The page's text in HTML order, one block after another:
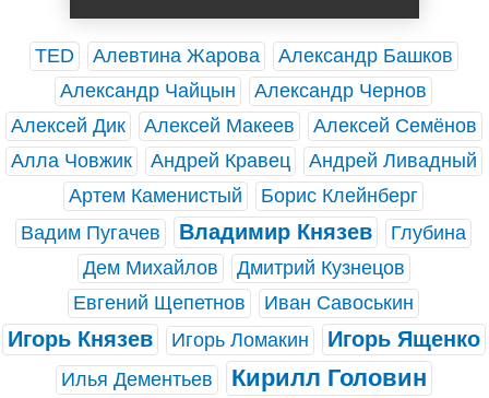
TED Алевтина Жарова
Александр Башков
Александр Чайцын
Александр Чернов
Алексей Дик
Алексей Макеев
Алексей Семёнов
Алла Човжик
Андрей Кравец
Андрей Ливадный
Артем Каменистый
Борис Клейнберг
Вадим Пугачев
Владимир Князев
Глубина
Дем Михайлов
Дмитрий Кузнецов
Евгений Щепетнов
Иван Савоськин
Игорь Князев Игорь Ломакин Игорь Ященко
Илья Дементьев Кирилл Головин